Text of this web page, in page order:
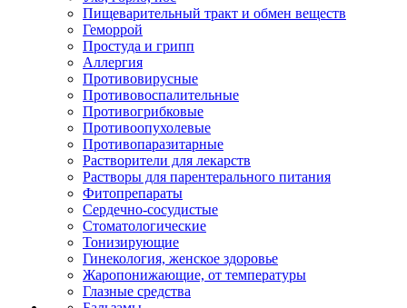
Пищеварительный тракт и обмен веществ
Геморрой
Простуда и грипп
Аллергия
Противовирусные
Противовоспалительные
Противогрибковые
Противоопухолевые
Противопаразитарные
Растворители для лекарств
Растворы для парентерального питания
Фитопрепараты
Сердечно-сосудистые
Стоматологические
Тонизирующие
Гинекология, женское здоровье
Жаропонижающие, от температуры
Глазные средства